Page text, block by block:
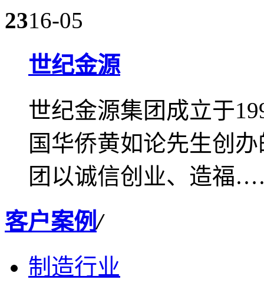
2316-05
世纪金源
世纪金源集团成立于
国华侨黄如论先生创
团以诚信创业、造
客户案例/
制造行业